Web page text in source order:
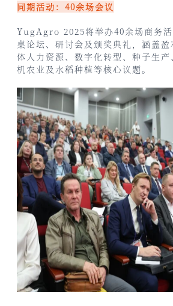
同期活动：40余场会议
YugAgro 2025将举办40余场商务
桌论坛、研讨会及颁奖典礼，涵盖
体人力资源、数字化转型、种子生
机农业及水稻种植等核心议题。